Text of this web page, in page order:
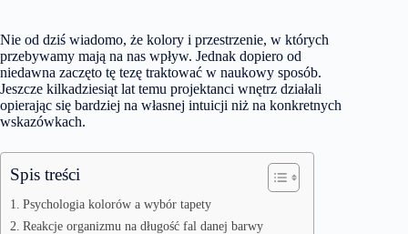
Nie od dziś wiadomo, że kolory i przestrzenie, w których
przebywamy mają na nas wpływ. Jednak dopiero od
niedawna zaczęto tę tezę traktować w naukowy sposób.
Jeszcze kilkadziesiąt lat temu projektanci wnętrz działali
opierając się bardziej na własnej intuicji niż na konkretnych
wskazówkach.
Spis treści
Psychologia kolorów a wybór tapety
Reakcje organizmu na długość fal danej barwy